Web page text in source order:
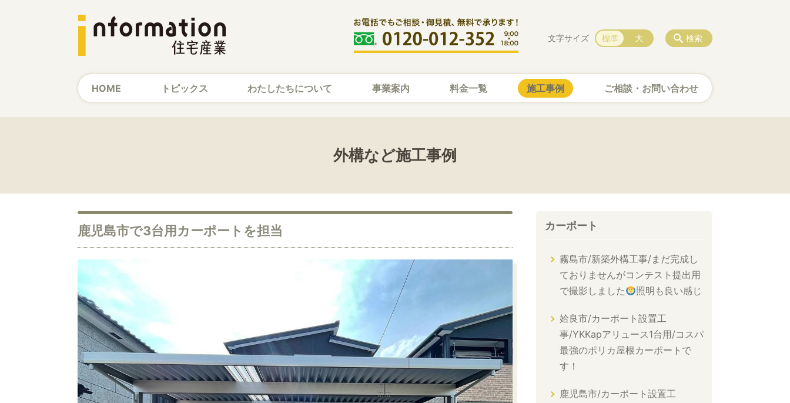
HOME トピックス わたしたちについて 事業案内 料金一覧 施工事例 ご相談・お問い合わせ
検索
文字サイズ 標準 大
外構など施工事例
鹿児島市で3台用カーポートを担当 カーポート
霧島市/新築外構工事/まだ完成し
ておりませんがコンテスト提出用
で撮影しました
照明も良い感じ
姶良市/カーポート設置工
事/YKKapアリュース1台用/コスパ
最強のポリカ屋根カーポートで
す！
鹿児島市/カーポート設置工